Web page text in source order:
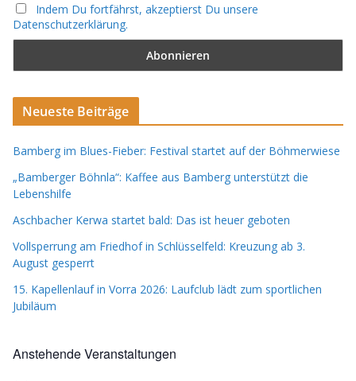
Indem Du fortfährst, akzeptierst Du unsere
Datenschutzerklärung.
Neueste Beiträge
Bamberg im Blues-Fieber: Festival startet auf der Böhmerwiese
„Bamberger Böhnla“: Kaffee aus Bamberg unterstützt die
Lebenshilfe
Aschbacher Kerwa startet bald: Das ist heuer geboten
Vollsperrung am Friedhof in Schlüsselfeld: Kreuzung ab 3.
August gesperrt
15. Kapellenlauf in Vorra 2026: Laufclub lädt zum sportlichen
Jubiläum
Anstehende Veranstaltungen